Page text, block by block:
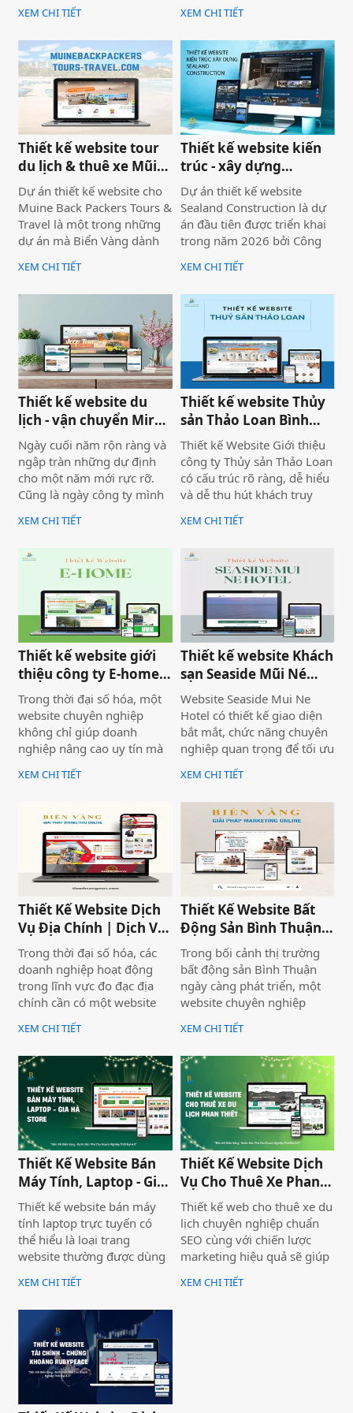
tải chậm, không có trên
B2B bị đối thủ có website
chuyên nghiệp hơn giành
mất, dù năng lực kỹ thuật
của bạn hoàn toàn vượt
XEM CHI TIẾT
dựng như một website giới
định hướng trở thành một
công cụ hỗ trợ bán hàng
thực tế.
XEM CHI TIẾT
Thiết kế website tour
du lịch & thuê xe Mũi
Né
Dự án thiết kế website cho
Muine Back Packers Tours &
Travel là một trong những
dự án mà Biển Vàng dành
rất nhiều tâm huyết để triển
khai trọn vẹn cả về giao
dùng và hiệu quả vận hành
XEM CHI TIẾT
Thiết kế website kiến
trúc - xây dựng
Sealand Construction
Dự án thiết kế website
Sealand Construction là dự
án đầu tiên được triển khai
trong năm 2026 bởi Công
ty Thiết kế Website Biển
Vàng, mang ý nghĩa mở đầu
với định hướng chuyên
nghiệp, bài bản và bền
vững.
XEM CHI TIẾT
Thiết kế website du
lịch - vận chuyển Mira
tour Mũi Né
Ngày cuối năm rộn ràng và
ngập tràn những dự định
cho một năm mới rực rỡ.
Cũng là ngày công ty mình
bàn giao dự án thiết kế
website Mira Tour Mũi Né –
du lịch và thuê xe
XEM CHI TIẾT
Thiết kế website Thủy
sản Thảo Loan Bình
Thuận, Lâm Đồng
Thiết kế Website Giới thiệu
công ty Thủy sản Thảo Loan
có cấu trúc rõ ràng, dễ hiểu
và dễ thu hút khách truy
cập vào website giúp truyền
tải thông tin hiệu quả. Với
màu xanh dương và đỏ làm
nổi bật lên những nội dung
chính của website.
XEM CHI TIẾT
Thiết kế website giới
thiệu công ty E-home
Bình Thuận
Trong thời đại số hóa, một
website chuyên nghiệp
không chỉ giúp doanh
nghiệp nâng cao uy tín mà
còn là công cụ tiếp cận
khách hàng hiệu quả. Dịch
thiệu công ty mang đến giải
pháp tối ưu, giúp doanh
nghiệp thể hiện thương
hiệu một cách ấn tượng và
chuyên nghiệp trên môi
XEM CHI TIẾT
Thiết kế website Khách
sạn Seaside Mũi Né
chuyên nghiệp
Website Seaside Mui Ne
Hotel có thiết kế giao diện
bắt mắt, chức năng chuyên
nghiệp quan trọng để tối ưu
trải nghiệm người dùng và
hỗ trợ hoạt động kinh
website chuyên nghiệp
không chỉ giúp bạn tiếp cận
nhiều khách hàng hơn mà
còn nâng cao uy tín thương
hiệu, tạo lợi thế cạnh tranh
trên thị trường.
XEM CHI TIẾT
Thiết Kế Website Dịch
Vụ Địa Chính | Dịch Vụ
Địa Chính Toàn Quốc
Trong thời đại số hóa, các
doanh nghiệp hoạt động
trong lĩnh vực đo đạc địa
chính cần có một website
chuyên nghiệp để nâng cao
uy tín và thu hút khách
Vàng cung cấp giải pháp
thiết kế website đo đạc địa
chính với giao diện hiện đại,
chuẩn SEO và đầy đủ chức
năng phục vụ doanh
nghiệp.
XEM CHI TIẾT
Thiết Kế Website Bất
Động Sản Bình Thuận
Land
Trong bối cảnh thị trường
bất động sản Bình Thuận
ngày càng phát triển, một
website chuyên nghiệp
không chỉ giúp doanh
nghiệp nâng cao thương
hàng tiềm năng. Thiết Kế
Website Biển Vàng mang
đến giải pháp tối ưu cho
Bình Thuận Land, giúp
doanh nghiệp tiếp cận
khách hàng nhanh chóng,
chuyên nghiệp và hiệu quả.
XEM CHI TIẾT
Thiết Kế Website Bán
Máy Tính, Laptop - Gia
Hà Store
Thiết kế website bán máy
tính laptop trực tuyến có
thể hiểu là loại trang
website thường được dùng
để trưng bày và bán các sản
phẩm laptop đa dạng về
sắc. Một trang web bán
laptop trực tuyến có thể
cung cấp hình ảnh của một
thương hiệu hoặc nhiều
thương hiệu và nó giúp cho
khách hàng có cái nhìn chân
XEM CHI TIẾT
Thiết Kế Website Dịch
Vụ Cho Thuê Xe Phan
Thiết
Thiết kế web cho thuê xe du
lịch chuyên nghiệp chuẩn
SEO cùng với chiến lược
marketing hiệu quả sẽ giúp
doanh nghiệp của bạn gia
tăng doanh số bán hàng
XEM CHI TIẾT